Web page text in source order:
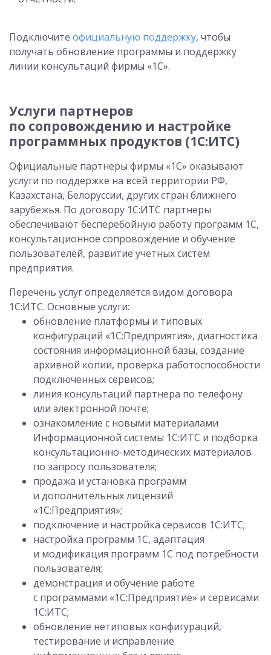
Подключите официальную поддержку, чтобы
получать обновление программы и поддержку
линии консультаций фирмы «1С».
Услуги партнеров
по сопровождению и настройке
программных продуктов (1С:ИТС)
Официальные партнеры фирмы «1С» оказывают
услуги по поддержке на всей территории РФ,
Казахстана, Белоруссии, других стран ближнего
зарубежья. По договору 1С:ИТС партнеры
обеспечивают бесперебойную работу программ 1С,
консультационное сопровождение и обучение
пользователей, развитие учетных систем
предприятия.
Перечень услуг определяется видом договора
1С:ИТС. Основные услуги:
обновление платформы и типовых
конфигураций «1С:Предприятия», диагностика
состояния информационной базы, создание
архивной копии, проверка работоспособности
подключенных сервисов;
линия консультаций партнера по телефону
или электронной почте;
ознакомление с новыми материалами
Информационной системы 1С:ИТС и подборка
консультационно-методических материалов
по запросу пользователя;
продажа и установка программ
и дополнительных лицензий
«1С:Предприятия»;
подключение и настройка сервисов 1С:ИТС;
настройка программ 1С, адаптация
и модификация программ 1С под потребности
пользователя;
демонстрация и обучение работе
с программами «1С:Предприятие» и сервисами
1С:ИТС;
обновление нетиповых конфигураций,
тестирование и исправление